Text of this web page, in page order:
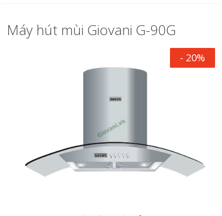
Máy hút mùi Giovani G-90G
- 20%